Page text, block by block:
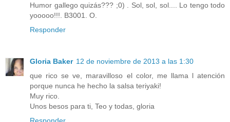
Humor gallego quizás??? ;0) . Sol, sol, sol.... Lo tengo todo
yooooo!!!. B3001. O.
Responder
Gloria Baker 12 de noviembre de 2013 a las 1:30
que rico se ve, maravilloso el color, me llama l atención
porque nunca he hecho la salsa teriyaki!
Muy rico.
Unos besos para ti, Teo y todas, gloria
Responder